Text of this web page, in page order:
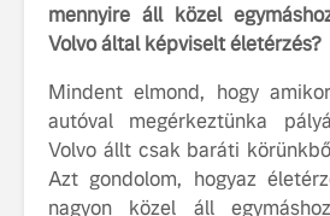
mennyire áll közel
Volvo által képviselt életérzés?
Mindent elmond, hogy
autóval megérkeztünka
Volvo állt csak baráti
Azt gondolom, hogyaz
nagyon közel áll